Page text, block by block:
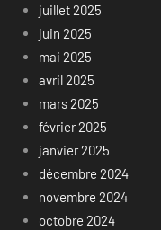
juillet 2025
juin 2025
mai 2025
avril 2025
mars 2025
février 2025
janvier 2025
décembre 2024
novembre 2024
octobre 2024